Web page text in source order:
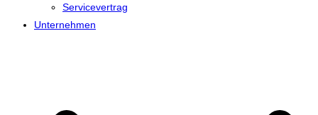
Servicevertrag
Unternehmen